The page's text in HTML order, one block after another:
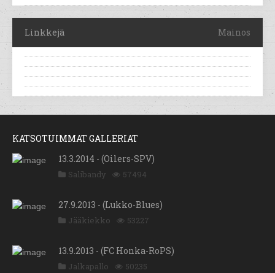
Linkkejä Mainos
KATSOTUIMMAT GALLERIAT
13.3.2014 - (Oilers-SPV)
Salibandy 57494
27.9.2013 - (Lukko-Blues)
Jääkiekko 53227
13.9.2013 - (FC Honka-RoPS)
Jalkapallo 50235